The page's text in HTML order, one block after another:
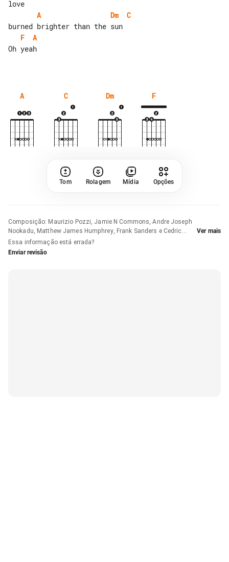
A
Dm
C
F
A
Oh yeah
A C Dm F
Tom Rolagem Mídia Opções
Composição: Maurizio Pozzi, Jamie N Commons, Andre Joseph
Nookadu, Matthew James Humphrey, Frank Sanders e Cedric
Steinmyller
Ver mais
Essa informação está errada?
Enviar revisão